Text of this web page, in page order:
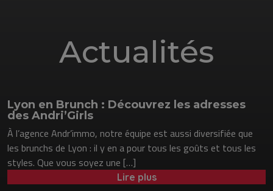
Actualités
Lyon en Brunch : Découvrez les adresses
des Andri’Girls
À l’agence Andr’immo, notre équipe est aussi diversifiée que
les brunchs de Lyon : il y en a pour tous les goûts et tous les
styles. Que vous soyez une […]
Lire plus